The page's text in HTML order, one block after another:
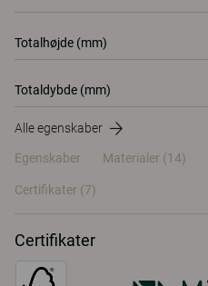
Totalhøjde (mm)
Totaldybde (mm)
Alle egenskaber
Egenskaber Materialer (14)
Certifikater (7)
Certifikater